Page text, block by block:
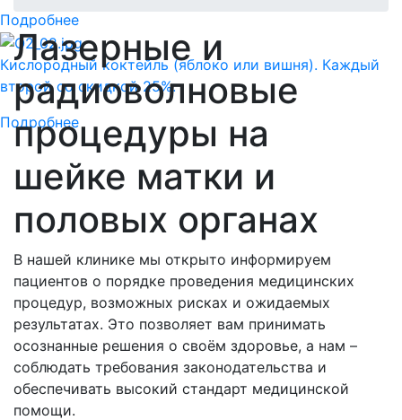
Подробнее
Кислородный коктейль (яблоко или вишня). Каждый
второй со скидкой 25%.
Подробнее
Лазерные и
радиоволновые
процедуры на
шейке матки и
половых органах
В нашей клинике мы открыто информируем
пациентов о порядке проведения медицинских
процедур, возможных рисках и ожидаемых
результатах. Это позволяет вам принимать
осознанные решения о своём здоровье, а нам –
соблюдать требования законодательства и
обеспечивать высокий стандарт медицинской
помощи.